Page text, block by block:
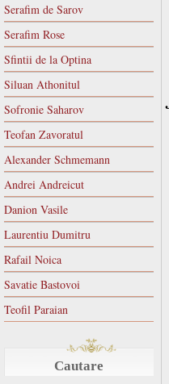
Serafim de Sarov
Serafim Rose
Sfintii de la Optina
Siluan Athonitul
Sofronie Saharov
Teofan Zavoratul
Alexander Schmemann
Andrei Andreicut
Danion Vasile
Laurentiu Dumitru
Rafail Noica
Savatie Bastovoi
Teofil Paraian
Cautare